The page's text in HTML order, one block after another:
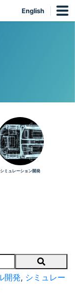
English
シミュレーション開発
Search
開発, シミュレー